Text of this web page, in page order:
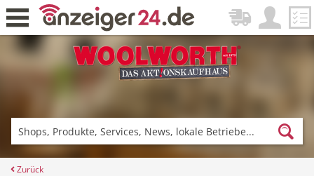
Fitness & Sport Einkaufen
Zurück